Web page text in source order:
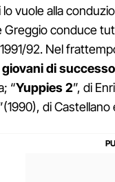
vuole alla
Greggio conduce
92. Nel
giovani di successo
“Yuppies 2”, di
di Castellano